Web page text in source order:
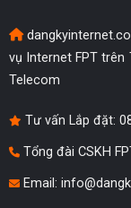
vụ Internet FPT trên
Telecom
Tư vấn Lắp đặt:
Tổng đài CSKH
Email: